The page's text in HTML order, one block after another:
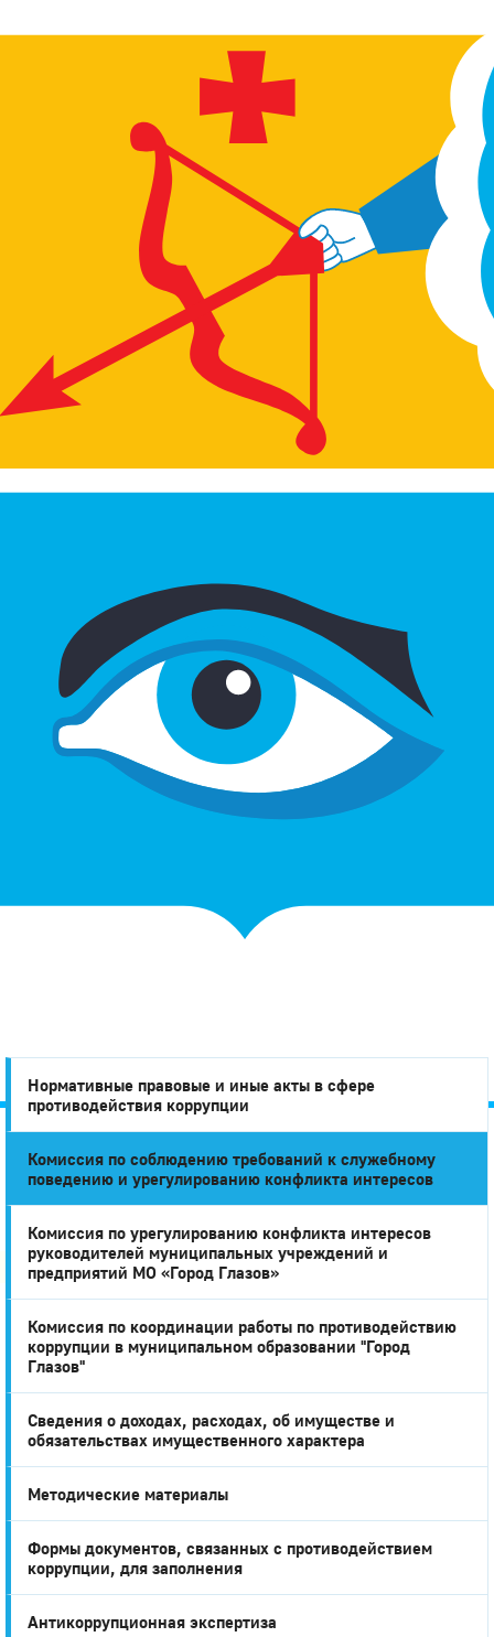
Город
Глазов
Нормативные правовые и иные акты в сфере
противодействия коррупции
Комиссия по соблюдению требований к служебному
поведению и урегулированию конфликта интересов
Комиссия по урегулированию конфликта интересов
руководителей муниципальных учреждений и
предприятий МО «Город Глазов»
Комиссия по координации работы по противодействию
коррупции в муниципальном образовании "Город
Глазов"
Сведения о доходах, расходах, об имуществе и
обязательствах имущественного характера
Методические материалы
Формы документов, связанных с противодействием
коррупции, для заполнения
Антикоррупционная экспертиза